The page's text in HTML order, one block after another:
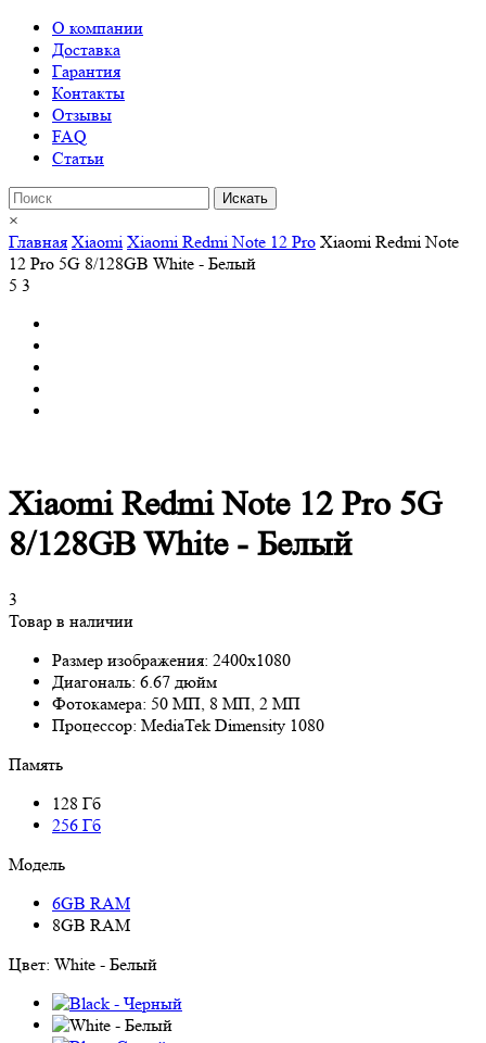
О компании
Доставка
Гарантия
Контакты
Отзывы
FAQ
Статьи
×
Главная Xiaomi Xiaomi Redmi Note 12 Pro Xiaomi Redmi Note
12 Pro 5G 8/128GB White - Белый
5 3
Xiaomi Redmi Note 12 Pro 5G
8/128GB White - Белый
3
Товар в наличии
Размер изображения: 2400x1080
Диагональ: 6.67 дюйм
Фотокамера: 50 МП, 8 МП, 2 МП
Процессор: MediaTek Dimensity 1080
Память
128 Гб
256 Гб
Модель
6GB RAM
8GB RAM
Цвет: White - Белый